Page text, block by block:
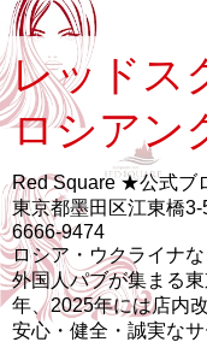
レッドス
ロシアン
Red Square ★公式ブ
東京都墨田区江東橋
6666-9474
ロシア・ウクライナ
外国人パブが集まる
年、2025年には店内
安心・健全・誠実な